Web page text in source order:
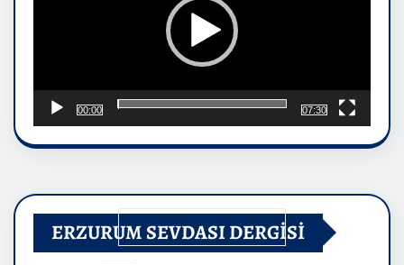
00:00 07:30
ERZURUM SEVDASI DERGİSİ